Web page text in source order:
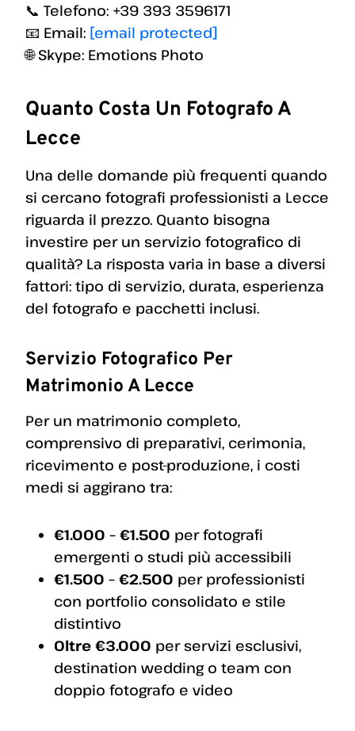
📞 Telefono: +39 393 3596171
📧 Email: [email protected]
🌐 Skype: Emotions Photo
Quanto Costa Un Fotografo A
Lecce
Una delle domande più frequenti quando
si cercano fotografi professionisti a Lecce
riguarda il prezzo. Quanto bisogna
investire per un servizio fotografico di
qualità? La risposta varia in base a diversi
fattori: tipo di servizio, durata, esperienza
del fotografo e pacchetti inclusi.
Servizio Fotografico Per
Matrimonio A Lecce
Per un matrimonio completo,
comprensivo di preparativi, cerimonia,
ricevimento e post-produzione, i costi
medi si aggirano tra:
€1.000 – €1.500 per fotografi
emergenti o studi più accessibili
€1.500 – €2.500 per professionisti
con portfolio consolidato e stile
distintivo
Oltre €3.000 per servizi esclusivi,
destination wedding o team con
doppio fotografo e video